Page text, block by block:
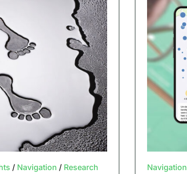
/ Navigation / Research Navigation